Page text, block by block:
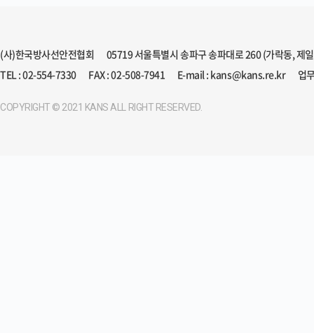
(사)한국방사선안전협회
05719 서울특별시 송파구 송파대로 260 (가락동, 제
TEL : 02-554-7330
FAX : 02-508-7941 E-mail : kans@kans.re.kr 업
COPYRIGHT © 2021 KANS ALL RIGHT RESERVED.